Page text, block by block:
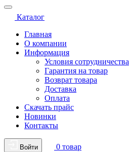
Каталог
Главная
О компании
Информация
Условия сотрудничества
Гарантия на товар
Возврат товара
Доставка
Оплата
Скачать прайс
Новинки
Контакты
Войти
0 товар